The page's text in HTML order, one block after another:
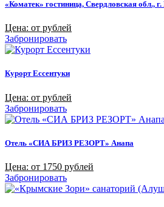
«Коматек» гостиница, Свердловская обл.,
Цена: от рублей
Забронировать
Курорт Ессентуки
Цена: от рублей
Забронировать
Отель «СИА БРИЗ РЕЗОРТ» Анапа
Цена: от 1750 рублей
Забронировать